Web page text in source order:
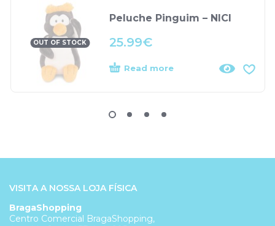
OUT OF STOCK
Peluche Pinguim – NICI
25.99€
Read more
VISITA A NOSSA LOJA FÍSICA
BragaShopping
Centro Comercial BragaShopping,